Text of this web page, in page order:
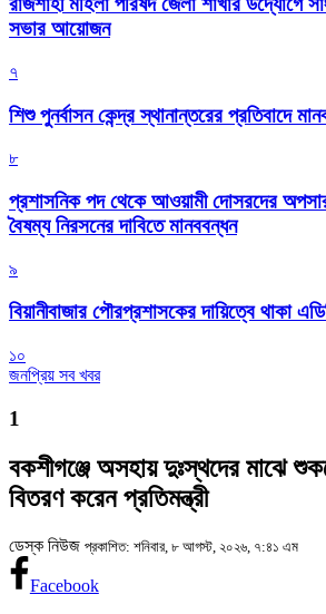
সভার আয়োজন
৭
শিশু পুনর্বাসন কেন্দ্র স্থানান্তরের প্রতিবাদে
৮
প্রশাসনিক পদ থেকে আওয়ামী দোসরদের
বৈষম্য নিরসনের দাবিতে মানববন্ধন
৯
বিয়ানীবাজার পৌরপ্রশাসকের দায়িত্বে থাকা
১০
জনপ্রিয় সব খবর
1
বকশীগঞ্জে অসহায় দুঃস্থদের মাঝে
বিতরণ করেন প্রতিমন্ত্রী
ডেস্ক নিউজ প্রকাশিত: শনিবার, ৮ আগস্ট, ২০২৬, ৭:৪১ এম
Facebook